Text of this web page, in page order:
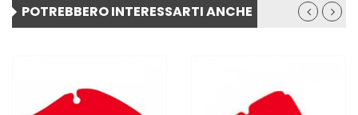
POTREBBERO INTERESSARTI ANCHE